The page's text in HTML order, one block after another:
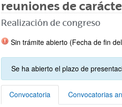
ocultar subpáginas
reuniones de
Realización de congreso
Sin trámite abierto (Fecha de fin
Se ha abierto el plazo de
Convocatoria Convocatorias